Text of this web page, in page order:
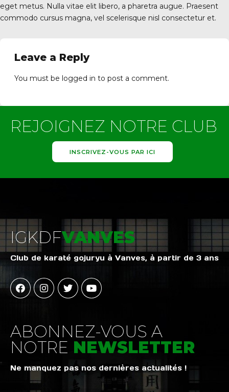
eget metus. Nulla vitae elit libero, a pharetra augue. Praesent
commodo cursus magna, vel scelerisque nisl consectetur et.
Leave a Reply
You must be logged in to post a comment.
REJOIGNEZ NOTRE CLUB
INSCRIVEZ-VOUS PAR ICI
IGKDFVANVES
Club de karaté gojuryu à Vanves, à partir de 3 ans
ABONNEZ-VOUS A
NOTRE NEWSLETTER
Ne manquez pas nos dernières actualités !